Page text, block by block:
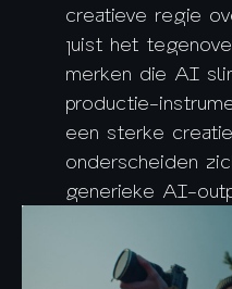
creatieve regie
juist het
merken die AI
productie-
een sterke
onderscheiden
generieke AI-